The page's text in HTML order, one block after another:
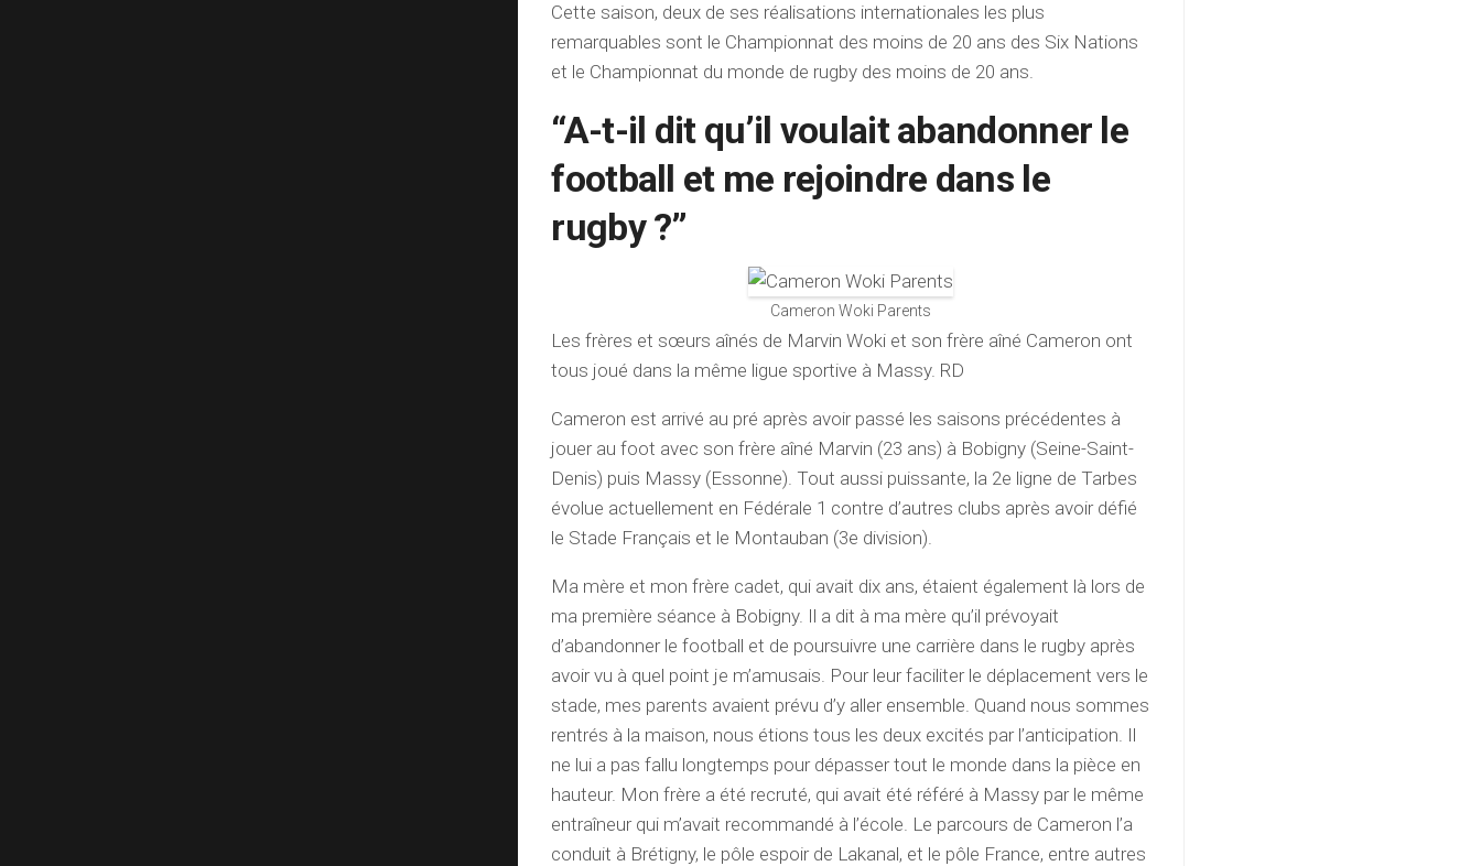
Cette saison, deux de ses réalisations internationales les plus
remarquables sont le Championnat des moins de 20 ans des Six Nations
et le Championnat du monde de rugby des moins de 20 ans.
“A-t-il dit qu’il voulait abandonner le
football et me rejoindre dans le
rugby ?”
Cameron Woki Parents
Les frères et sœurs aînés de Marvin Woki et son frère aîné Cameron ont
tous joué dans la même ligue sportive à Massy. RD
Cameron est arrivé au pré après avoir passé les saisons précédentes à
jouer au foot avec son frère aîné Marvin (23 ans) à Bobigny (Seine-Saint-
Denis) puis Massy (Essonne). Tout aussi puissante, la 2e ligne de Tarbes
évolue actuellement en Fédérale 1 contre d’autres clubs après avoir défié
le Stade Français et le Montauban (3e division).
Ma mère et mon frère cadet, qui avait dix ans, étaient également là lors de
ma première séance à Bobigny. Il a dit à ma mère qu’il prévoyait
d’abandonner le football et de poursuivre une carrière dans le rugby après
avoir vu à quel point je m’amusais. Pour leur faciliter le déplacement vers le
stade, mes parents avaient prévu d’y aller ensemble. Quand nous sommes
rentrés à la maison, nous étions tous les deux excités par l’anticipation. Il
ne lui a pas fallu longtemps pour dépasser tout le monde dans la pièce en
hauteur. Mon frère a été recruté, qui avait été référé à Massy par le même
entraîneur qui m’avait recommandé à l’école. Le parcours de Cameron l’a
conduit à Brétigny, le pôle espoir de Lakanal, et le pôle France, entre autres